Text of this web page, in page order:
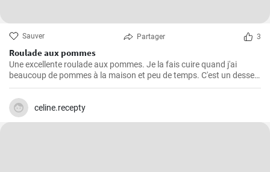
Sauver Partager 3
Roulade aux pommes
Une excellente roulade aux pommes. Je la fais cuire quand j'ai
beaucoup de pommes à la maison et peu de temps. C'est un dessert
rapide et facile qui plait toujours.
celine.recepty